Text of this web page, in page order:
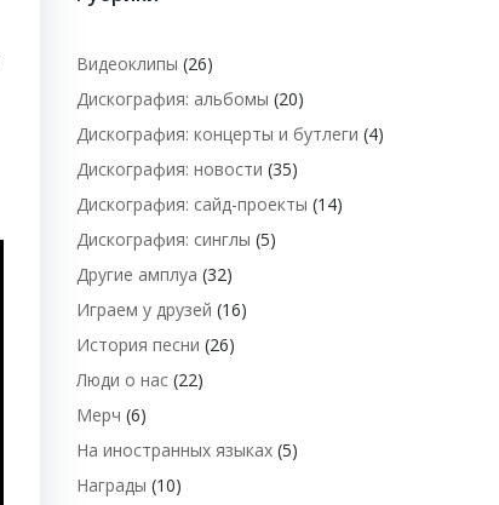
Видеоклипы (26)
Дискография: альбомы (20)
Дискография: концерты и бутлеги (4)
Дискография: новости (35)
Дискография: сайд-проекты (14)
Дискография: синглы (5)
Другие амплуа (32)
Играем у друзей (16)
История песни (26)
Люди о нас (22)
Мерч (6)
На иностранных языках (5)
Награды (10)